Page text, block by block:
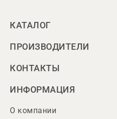
КАТАЛОГ
ПРОИЗВОДИТЕЛИ
КОНТАКТЫ
ИНФОРМАЦИЯ
О компании